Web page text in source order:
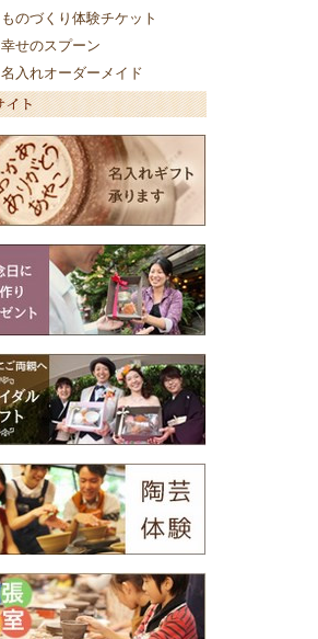
ものづくり体験チケット
幸せのスプーン
名入れオーダーメイド